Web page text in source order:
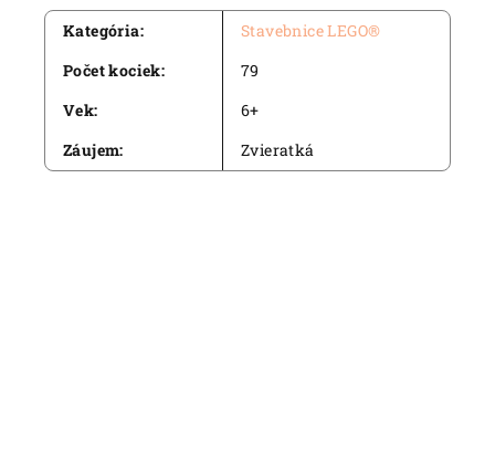
Kategória:
Stavebnice LEGO®
Počet kociek:
79
Vek:
6+
Záujem: Zvieratká